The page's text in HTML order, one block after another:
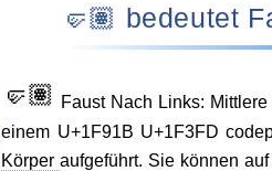
🤛🏽
🤛🏽 Faust Nach Links:
einem U+1F91B U+1F3FD
Körperaufgeführt. Sie können